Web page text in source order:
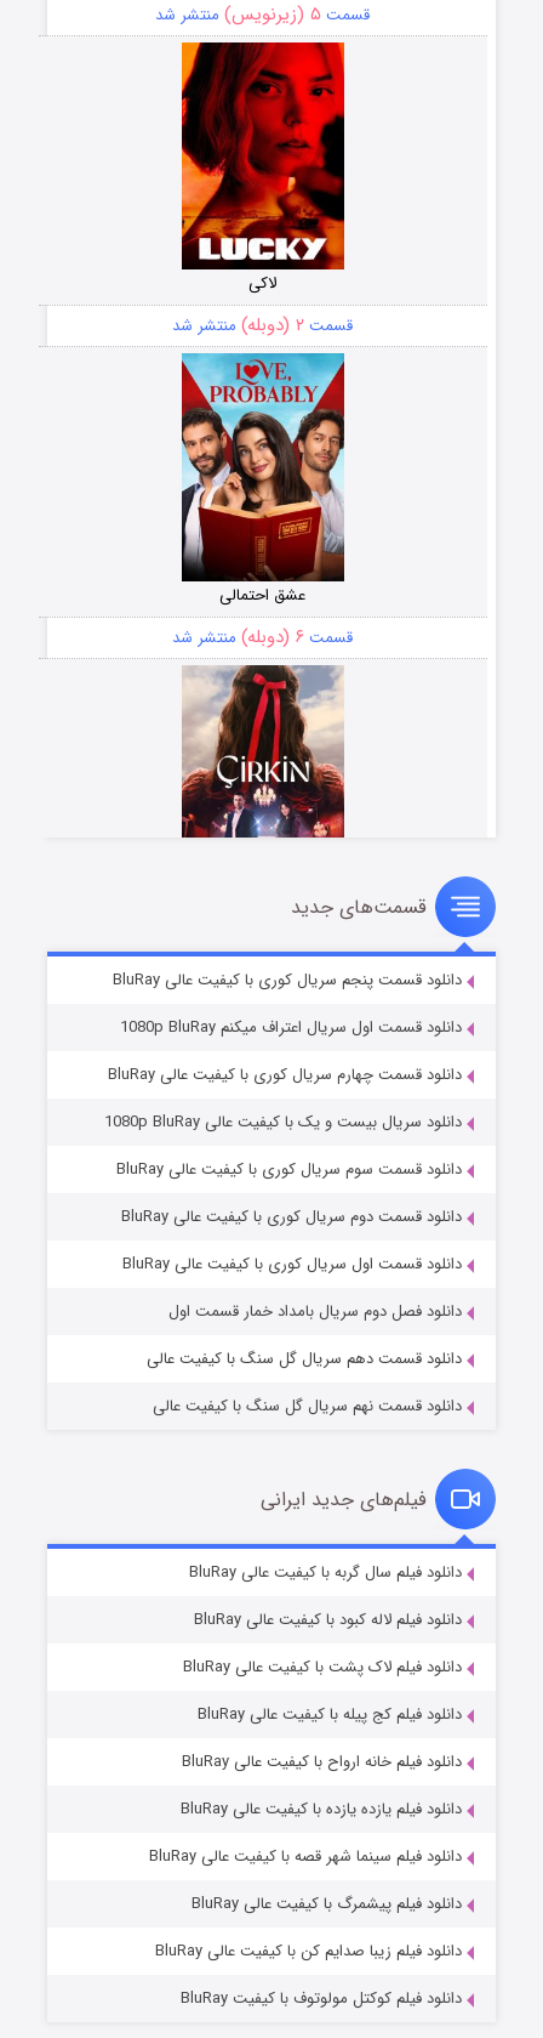
قسمت ۵ (زیرنویس) منتشر شد
لاکی
قسمت ۲ (دوبله) منتشر شد
عشق احتمالی
قسمت ۶ (دوبله) منتشر شد
سریال زشت
قسمت۵ (زیرنویس) منتشر شد
وستی ها
قسمت۱ (زیرنویس) منتشر شد
قسمت۶ (زیرنویس) منتشر شد
قسمت‌های جدید
دانلود قسمت پنجم سریال کوری با کیفیت عالی BluRay
دانلود قسمت اول سریال اعتراف میکنم 1080p BluRay
دانلود قسمت چهارم سریال کوری با کیفیت عالی BluRay
دانلود سریال بیست و یک با کیفیت عالی 1080p BluRay
دانلود قسمت سوم سریال کوری با کیفیت عالی BluRay
دانلود قسمت دوم سریال کوری با کیفیت عالی BluRay
دانلود قسمت اول سریال کوری با کیفیت عالی BluRay
دانلود فصل دوم سریال بامداد خمار قسمت اول
دانلود قسمت دهم سریال گل سنگ با کیفیت عالی
دانلود قسمت نهم سریال گل سنگ با کیفیت عالی
فیلم‌های جدید ایرانی
دانلود فیلم سال گربه با کیفیت عالی BluRay
دانلود فیلم لاله کبود با کیفیت عالی BluRay
دانلود فیلم لاک پشت با کیفیت عالی BluRay
دانلود فیلم کج‌ پیله با کیفیت عالی BluRay
دانلود فیلم خانه ارواح با کیفیت عالی BluRay
دانلود فیلم یازده یازده با کیفیت عالی BluRay
دانلود فیلم سینما شهر قصه با کیفیت عالی BluRay
دانلود فیلم پیشمرگ با کیفیت عالی BluRay
دانلود فیلم زیبا صدایم کن با کیفیت عالی BluRay
دانلود فیلم کوکتل مولوتوف با کیفیت BluRay